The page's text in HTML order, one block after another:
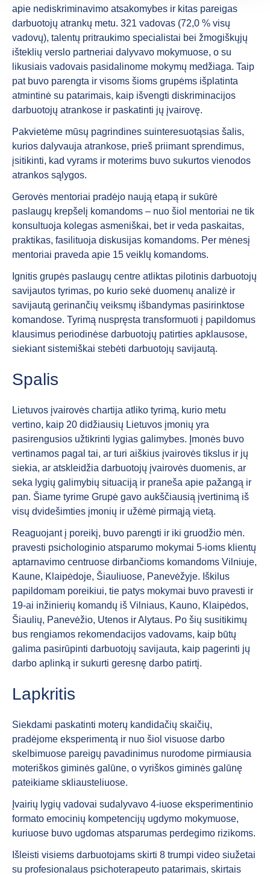
apie nediskriminavimo atsakomybes ir kitas pareigas
darbuotojų atrankų metu. 321 vadovas (72,0 % visų
vadovų), talentų pritraukimo specialistai bei žmogiškųjų
išteklių verslo partneriai dalyvavo mokymuose, o su
likusiais vadovais pasidalinome mokymų medžiaga. Taip
pat buvo parengta ir visoms šioms grupėms išplatinta
atmintinė su patarimais, kaip išvengti diskriminacijos
darbuotojų atrankose ir paskatinti jų įvairovę.
Pakvietėme mūsų pagrindines suinteresuotąsias šalis,
kurios dalyvauja atrankose, prieš priimant sprendimus,
įsitikinti, kad vyrams ir moterims buvo sukurtos vienodos
atrankos sąlygos.
Gerovės mentoriai pradėjo naują etapą ir sukūrė
paslaugų krepšelį komandoms – nuo šiol mentoriai ne tik
konsultuoja kolegas asmeniškai, bet ir veda paskaitas,
praktikas, fasilituoja diskusijas komandoms. Per mėnesį
mentoriai praveda apie 15 veiklų komandoms.
Ignitis grupės paslaugų centre atliktas pilotinis darbuotojų
savijautos tyrimas, po kurio sekė duomenų analizė ir
savijautą gerinančių veiksmų išbandymas pasirinktose
komandose. Tyrimą nuspręsta transformuoti į papildomus
klausimus periodinėse darbuotojų patirties apklausose,
siekiant sistemiškai stebėti darbuotojų savijautą.
Spalis
Lietuvos įvairovės chartija atliko tyrimą, kurio metu
vertino, kaip 20 didžiausių Lietuvos įmonių yra
pasirengusios užtikrinti lygias galimybes. Įmonės buvo
vertinamos pagal tai, ar turi aiškius įvairovės tikslus ir jų
siekia, ar atskleidžia darbuotojų įvairovės duomenis, ar
seka lygių galimybių situaciją ir praneša apie pažangą ir
pan. Šiame tyrime Grupė gavo aukščiausią įvertinimą iš
visų dvidešimties įmonių ir užėmė pirmąją vietą.
Reaguojant į poreikį, buvo parengti ir iki gruodžio mėn.
pravesti psichologinio atsparumo mokymai 5-ioms klientų
aptarnavimo centruose dirbančioms komandoms Vilniuje,
Kaune, Klaipėdoje, Šiauliuose, Panevėžyje. Iškilus
papildomam poreikiui, tie patys mokymai buvo pravesti ir
19-ai inžinierių komandų iš Vilniaus, Kauno, Klaipėdos,
Šiaulių, Panevėžio, Utenos ir Alytaus. Po šių susitikimų
bus rengiamos rekomendacijos vadovams, kaip būtų
galima pasirūpinti darbuotojų savijauta, kaip pagerinti jų
darbo aplinką ir sukurti geresnę darbo patirtį.
Lapkritis
Siekdami paskatinti moterų kandidačių skaičių,
pradėjome eksperimentą ir nuo šiol visuose darbo
skelbimuose pareigų pavadinimus nurodome pirmiausia
moteriškos giminės galūne, o vyriškos giminės galūnę
pateikiame skliausteliuose.
Įvairių lygių vadovai sudalyvavo 4-iuose eksperimentinio
formato emocinių kompetencijų ugdymo mokymuose,
kuriuose buvo ugdomas atsparumas perdegimo rizikoms.
Išleisti visiems darbuotojams skirti 8 trumpi video siužetai
su profesionalaus psichoterapeuto patarimais, skirtais